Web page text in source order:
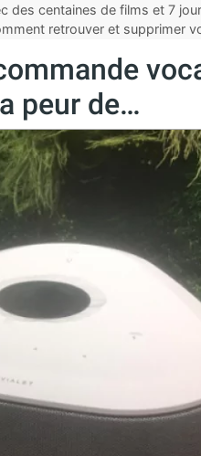
des centaines de films et 7
retrouver et supprimer
peur de…